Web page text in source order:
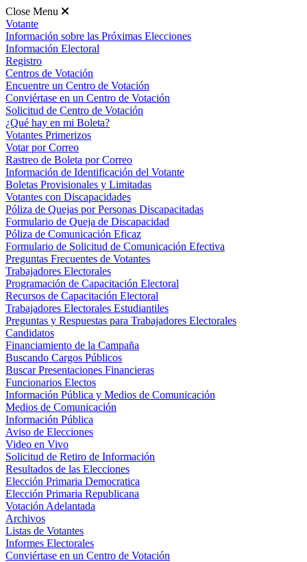
Close Menu
Votante
Información sobre las Próximas Elecciones
Información Electoral
Registro
Centros de Votación
Encuentre un Centro de Votación
Conviértase en un Centro de Votación
Solicitud de Centro de Votación
¿Qué hay en mi Boleta?
Votantes Primerizos
Votar por Correo
Rastreo de Boleta por Correo
Información de Identificación del Votante
Boletas Provisionales y Limitadas
Votantes con Discapacidades
Póliza de Quejas por Personas Discapacitadas
Formulario de Queja de Discapacidad
Póliza de Comunicación Eficaz
Formulario de Solicitud de Comunicación Efectiva
Preguntas Frecuentes de Votantes
Trabajadores Electorales
Programación de Capacitación Electoral
Recursos de Capacitación Electoral
Trabajadores Electorales Estudiantiles
Preguntas y Respuestas para Trabajadores Electorales
Candidatos
Financiamiento de la Campaña
Buscando Cargos Públicos
Buscar Presentaciones Financieras
Funcionarios Electos
Información Pública y Medios de Comunicación
Medios de Comunicación
Información Pública
Aviso de Elecciones
Video en Vivo
Solicitud de Retiro de Información
Resultados de las Elecciones
Elección Primaria Democratica
Elección Primaria Republicana
Votación Adelantada
Archivos
Listas de Votantes
Informes Electorales
Conviértase en un Centro de Votación